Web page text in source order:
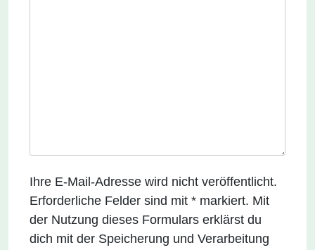
Ihre E-Mail-Adresse wird nicht veröffentlicht.
Erforderliche Felder sind mit * markiert. Mit
der Nutzung dieses Formulars erklärst du
dich mit der Speicherung und Verarbeitung